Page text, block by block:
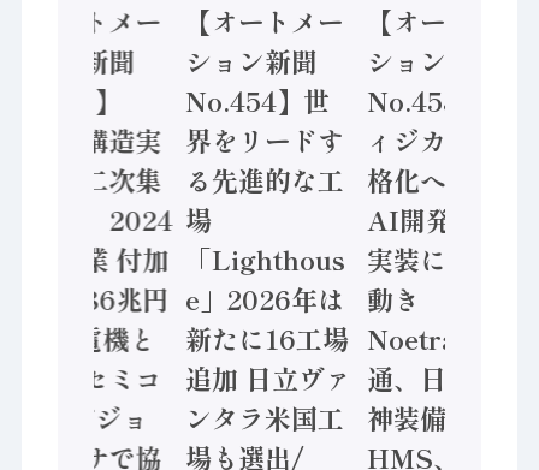
【オートメー
ション新聞
No.455】
「経済構造実
態調査二次集
計結果」2024
年製造業 付加
価値額86兆円
/ 三菱電機と
ソニーセミコ
ン AIビジョ
ンセンサで協
【オートメー
ション新聞
No.454】世
界をリードす
る先進的な工
場
「Lighthous
e」2026年は
新たに16工場
追加 日立ヴァ
ンタラ米国工
場も選出/
【オートメー
ション新聞
No.453】フ
ィジカルAI本
格化へ 国産
AI開発や社会
実装に活発な
動き
Noetra、富士
通、日立 / 兵
神装備 ×
HMS、老舗